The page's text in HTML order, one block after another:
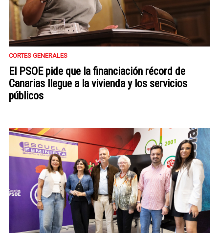
CORTES GENERALES
El PSOE pide que la financiación récord de
Canarias llegue a la vivienda y los servicios
públicos